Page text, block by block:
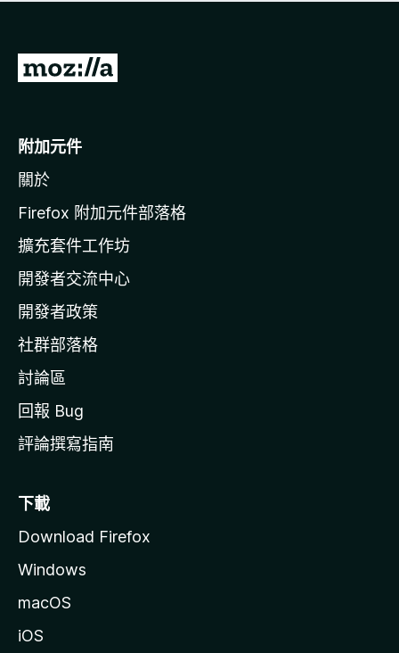
有
前
o
i
l
a
官
網
附加元件
關於
Firefox 附加元件部落格
擴充套件工作坊
開發者交流中心
開發者政策
社群部落格
討論區
回報 Bug
評論撰寫指南
下載
Download Firefox
Windows
macOS
iOS